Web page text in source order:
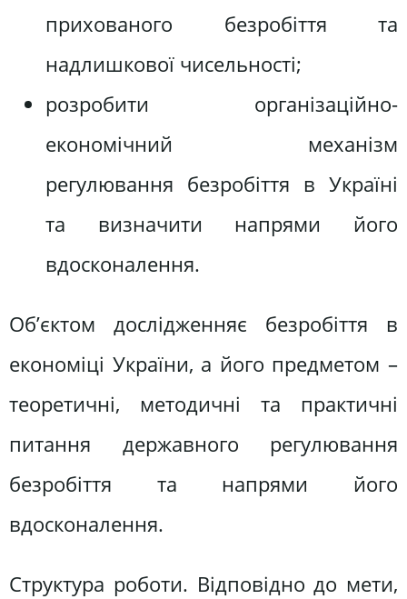
прихованого безробіття та
надлишкової чисельності;
розробити організаційно-
економічний механізм
регулювання безробіття в Україні
та визначити напрями його
вдосконалення.
Об’єктом дослідженняє безробіття в
економіці України, а його предметом –
теоретичні, методичні та практичні
питання державного регулювання
безробіття та напрями його
вдосконалення.
Структура роботи. Відповідно до мети,